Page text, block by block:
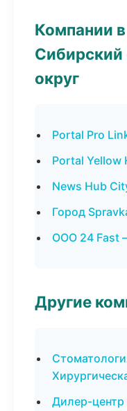
Компании
округ
Portal Pro
Portal
News Hub
Город
ООО 24 Fast
Другие
Дилер-центр